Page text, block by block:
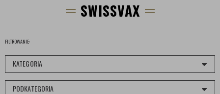
SWISSVAX
FILTROWANIE:
KATEGORIA
PODKATEGORIA